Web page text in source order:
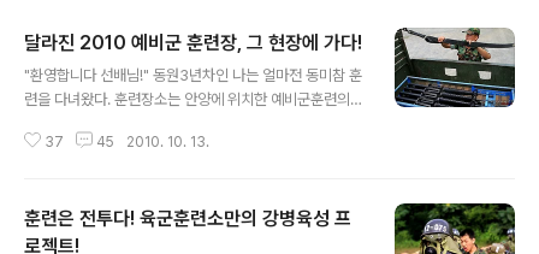
달라진 2010 예비군 훈련장, 그 현장에 가다!
"환영합니다 선배님!" 동원3년차인 나는 얼마전 동미참 훈
련을 다녀왔다. 훈련장소는 안양에 위치한 예비군훈련의
비군 훈련을 전담하고 있다. 한달전, 영등포구로 이사온 나
스를 이용하여 훈련장에 도착하였는데, 둘째날부터는 집
앞까지 운영되는 셔틀버스를 이용하며 편안하게 훈련장을
37 45 2010. 10. 13.
훈련은 전투다! 육군훈련소만의 강병육성 프
로젝트!